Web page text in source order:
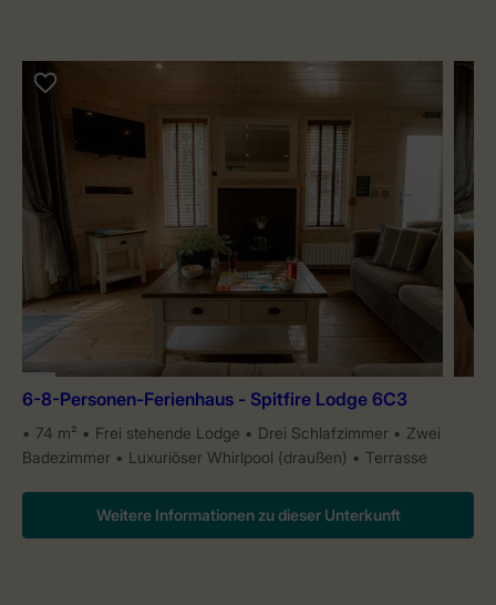
6-8-Personen-Ferienhaus - Spitfire Lodge 6C3
74 m² Frei stehende Lodge Drei Schlafzimmer
Zwei
Badezimmer
Luxuriöser Whirlpool (draußen) Terrasse
Weitere Informationen zu dieser Unterkunft